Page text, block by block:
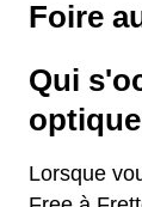
Foire
Qui
Lorsque